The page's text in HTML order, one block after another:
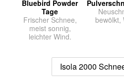
Bluebird Powder
Tage
Frischer Schnee,
meist sonnig,
leichter Wind.
bewölkt,
Isola 2000